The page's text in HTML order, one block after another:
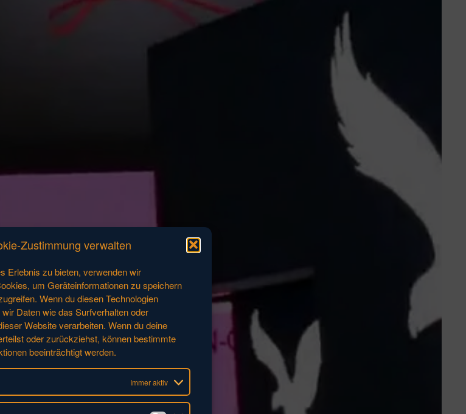
Zustimmung verwalten
Erlebnis zu bieten, verwenden wir
um Geräteinformationen zu speichern
Wenn du diesen Technologien
Daten wie das Surfverhalten oder
Website verarbeiten. Wenn du deine
oder zurückziehst, können bestimmte
beeinträchtigt werden.
Immer aktiv